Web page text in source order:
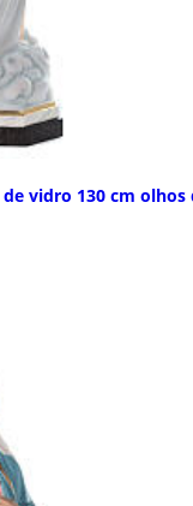
vidro 130 cm olhos